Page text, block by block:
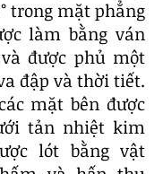
trong mặt phẳng
làm bằng ván
được phủ một
đập và thời tiết.
mặt bên được
tản nhiệt kim
lót bằng vật